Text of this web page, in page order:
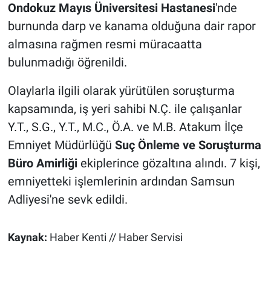
Ondokuz Mayıs Üniversitesi Hastanesi'nde
burnunda darp ve kanama olduğuna dair rapor
almasına rağmen resmi müracaatta
bulunmadığı öğrenildi.
Olaylarla ilgili olarak yürütülen soruşturma
kapsamında, iş yeri sahibi N.Ç. ile çalışanlar
Y.T., S.G., Y.T., M.C., Ö.A. ve M.B. Atakum İlçe
Emniyet Müdürlüğü Suç Önleme ve Soruşturma
Büro Amirliğiekiplerince gözaltına alındı. 7 kişi,
emniyetteki işlemlerinin ardından Samsun
Adliyesi'ne sevk edildi.
Kaynak: Haber Kenti // Haber Servisi